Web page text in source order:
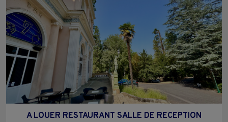
A LOUER RESTAURANT SALLE DE RECEPTION